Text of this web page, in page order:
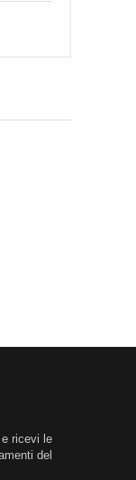
ricevi le
del